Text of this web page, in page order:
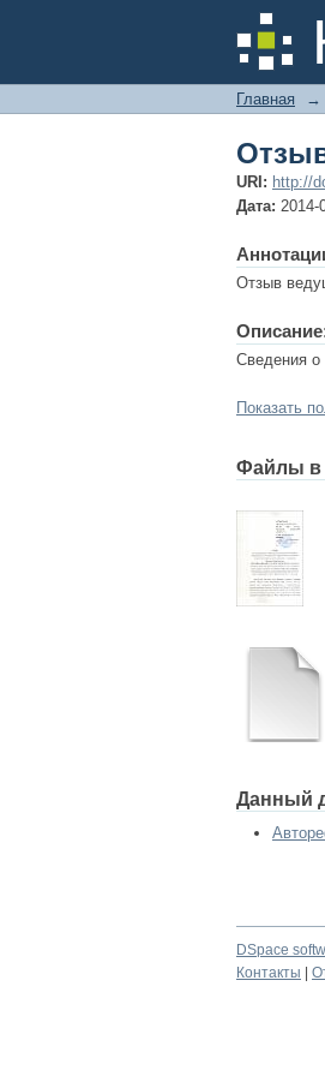
Главная →
URI: http://
Дата: 2014-
Отзыв
Сведения о
Показать
Файлы в
Данный
DSpace
Контакты